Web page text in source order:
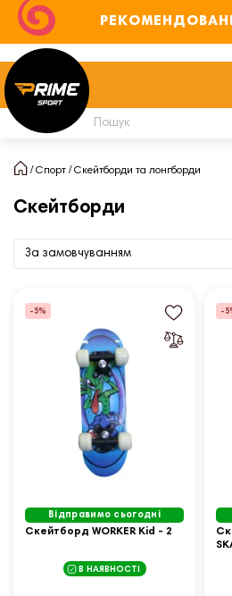
Спорт Скейтборди та лонгборди
Скейтборди
-5%
Відправимо сьогодні
Cкейтборд WORKER Kid - 2
В НАЯВНОСТІ
-